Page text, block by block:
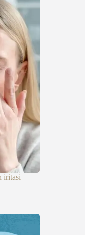
iritasi